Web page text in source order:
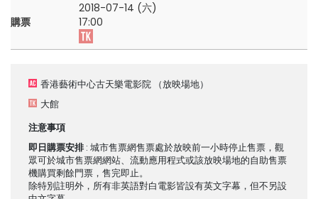
購票
2018-07-14 (六)
17:00
香港藝術中心古天樂電影院 （放映場地）
大館
注意事項
即日購票安排 : 城市售票網售票處於放映前一小時停止售票，觀
眾可於城市售票網網站、流動應用程式或該放映場地的自助售票
機購買剩餘門票，售完即止。
除特別註明外，所有非英語對白電影皆設有英文字幕，但不另設